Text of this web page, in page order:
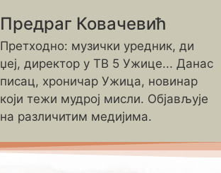
Предраг Ковачевић
Претходно: музички уредник, ди
џеј, директор у ТВ 5 Ужице... Данас
писац, хроничар Ужица, новинар
који тежи мудрој мисли. Објављује
на различитим медијима.